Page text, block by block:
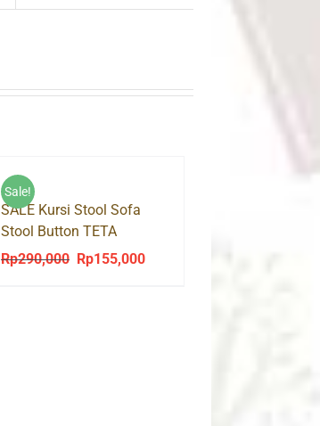
Sale!
SALE Kursi Stool Sofa
Stool Button TETA
Segitiga
Rp290,000
Original
Rp155,000Current